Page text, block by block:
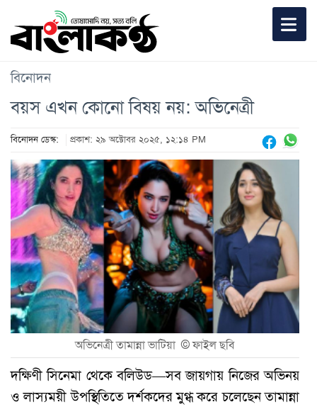
বিনোদন
বয়স এখন কোনো বিষয় নয়: অভিনেত্রী
বিনোদন ডেস্ক: প্রকাশ: ২৯ অক্টোবর ২০২৫, ১২:১৪ PM
অভিনেত্রী তামান্না ভাটিয়া ©ফাইল ছবি
দক্ষিণী সিনেমা থেকে বলিউড—সব জায়গায় নিজের অভিনয়
ও লাস্যময়ী উপস্থিতিতে দর্শকদের মুগ্ধ করে চলেছেন তামান্না